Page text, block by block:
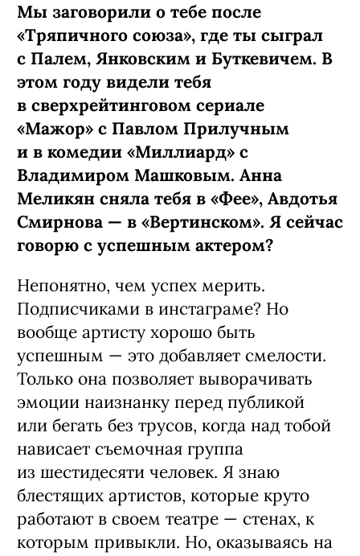
Мы заговорили о тебе после
«Тряпичного союза», где ты сыграл
с Палем, Янковским и Буткевичем. В
этом году видели тебя
в сверхрейтинговом сериале
«Мажор» с Павлом Прилучным
и в комедии «Миллиард» с
Владимиром Машковым. Анна
Меликян сняла тебя в «Фее», Авдотья
Смирнова — в «Вертинском». Я сейчас
говорю с успешным актером?
Непонятно, чем успех мерить.
Подписчиками в инстаграме? Но
вообще артисту хорошо быть
успешным — это добавляет смелости.
Только она позволяет выворачивать
эмоции наизнанку перед публикой
или бегать без трусов, когда над тобой
нависает съемочная группа
из шестидесяти человек. Я знаю
блестящих артистов, которые круто
работают в своем театре — стенах, к
которым привыкли. Но, оказываясь на